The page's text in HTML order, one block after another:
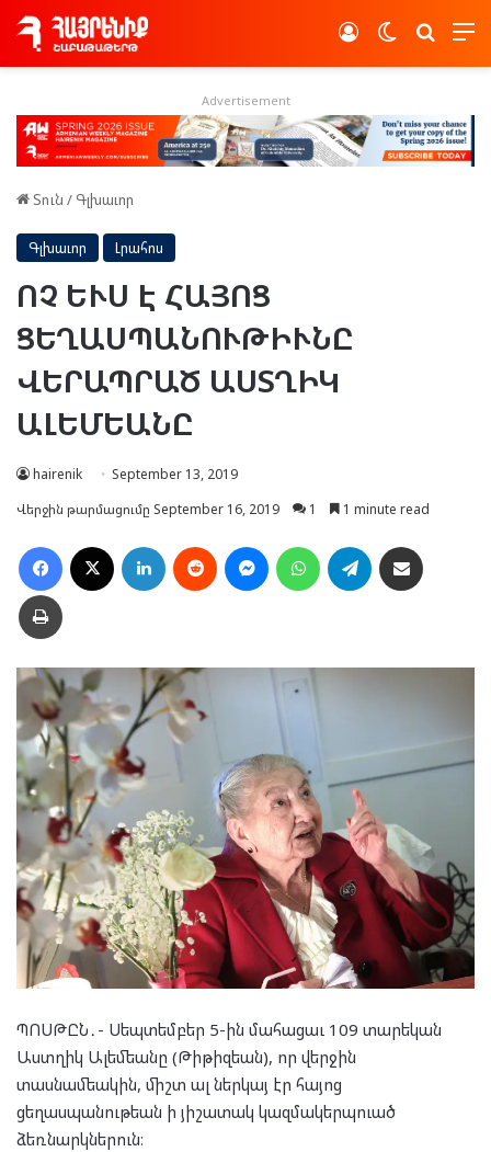
Switch skin
Log In
Advertisement
Տուն / Գլխաւոր
Գլխաւոր Լրահոս
ՈՉ ԵՒՍ Է ՀԱՅՈՑ
ՑԵՂԱՍՊԱՆՈՒԹԻՒՆԸ
ՎԵՐԱՊՐԱԾ ԱՍՏՂԻԿ
ԱԼԵՄԵԱՆԸ
hairenik
September 13, 2019
Վերջին թարմացումը September 16, 2019
1 1 minute read
Facebook LinkedIn Reddit MessengerWhatsAppTelegram
Տպել
ՊՈՍԹԸՆ․- Սեպտեմբեր 5-ին մահացաւ 109 տարեկան
Աստղիկ Ալեմեանը (Թիթիզեան), որ վերջին
տասնամեակին, միշտ ալ ներկայ էր հայոց
ցեղասպանութեան ի յիշատակ կազմակերպուած
ձեռնարկներուն։